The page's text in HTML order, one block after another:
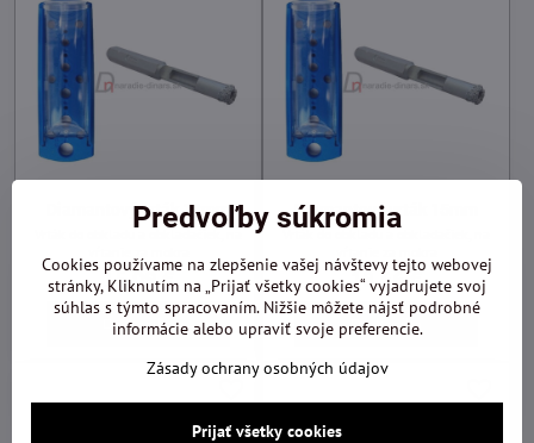
Diamantový vrták 12mm
15,09 €
Do košíka
Diamantový vrták 15mm
18,66 €
Do košíka
Predvoľby súkromia
Cookies používame na zlepšenie vašej návštevy tejto webovej
stránky, Kliknutím na „Prijať všetky cookies“ vyjadrujete svoj
súhlas s týmto spracovaním. Nižšie môžete nájsť podrobné
informácie alebo upraviť svoje preferencie.
Zásady ochrany osobných údajov
Prijať všetky cookies